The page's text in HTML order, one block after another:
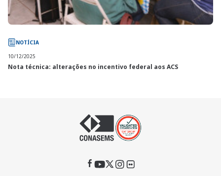
NOTÍCIA
10/12/2025
Nota técnica: alterações no incentivo federal aos ACS